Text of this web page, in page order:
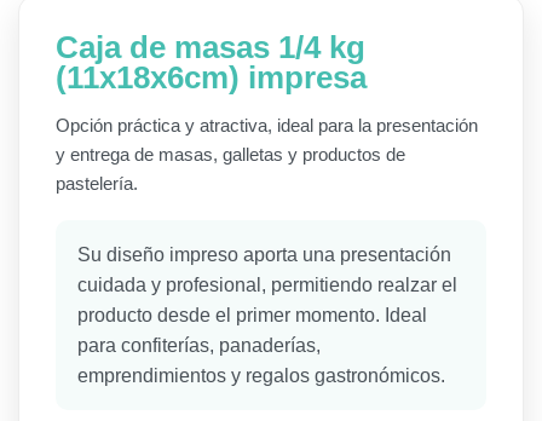
Caja de masas 1/4 kg
(11x18x6cm) impresa
Opción práctica y atractiva, ideal para la presentación
y entrega de masas, galletas y productos de
pastelería.
Su diseño impreso aporta una presentación
cuidada y profesional, permitiendo realzar el
producto desde el primer momento. Ideal
para confiterías, panaderías,
emprendimientos y regalos gastronómicos.